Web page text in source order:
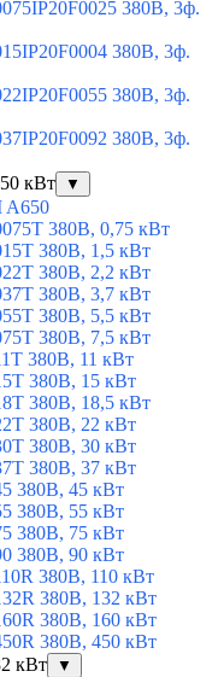
380В, 3ф.
380В, 3ф.
380В, 3ф.
380В, 3ф.
кВт
▼
A650
380В, 0,75 кВт
380В, 1,5 кВт
380В, 2,2 кВт
380В, 3,7 кВт
380В, 5,5 кВт
380В, 7,5 кВт
380В, 11 кВт
380В, 15 кВт
380В, 18,5 кВт
380В, 22 кВт
380В, 30 кВт
380В, 37 кВт
380В, 45 кВт
380В, 55 кВт
380В, 75 кВт
380В, 90 кВт
380В, 110 кВт
380В, 132 кВт
380В, 160 кВт
380В, 450 кВт
кВт
▼